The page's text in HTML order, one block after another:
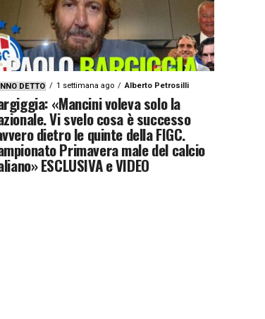
DETTO 1 settimana ago Alberto Petrosilli
«Mancini voleva solo la
Vi svelo cosa è successo
dietro le quinte della FIGC.
Primavera male del calcio
ESCLUSIVA e VIDEO